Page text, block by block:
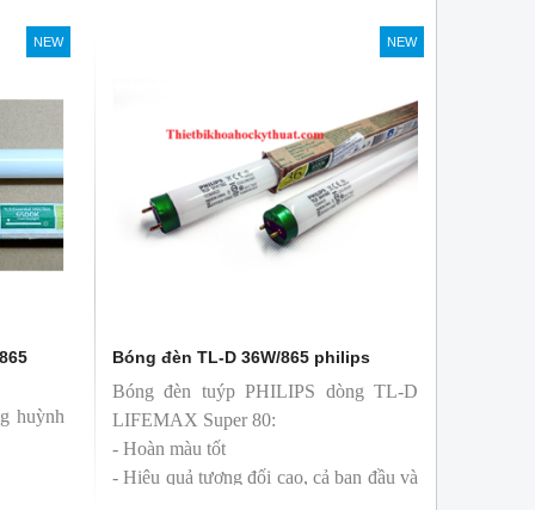
NEW
huỳnh
NEW
Bóng đèn TL-D 36W/865 philips
Bóng đèn tuýp PHILIPS dòng TL-D
LIFEMAX Super 80:
- Hoàn màu tốt
- Hiệu quả tương đối cao, cả ban đầu và